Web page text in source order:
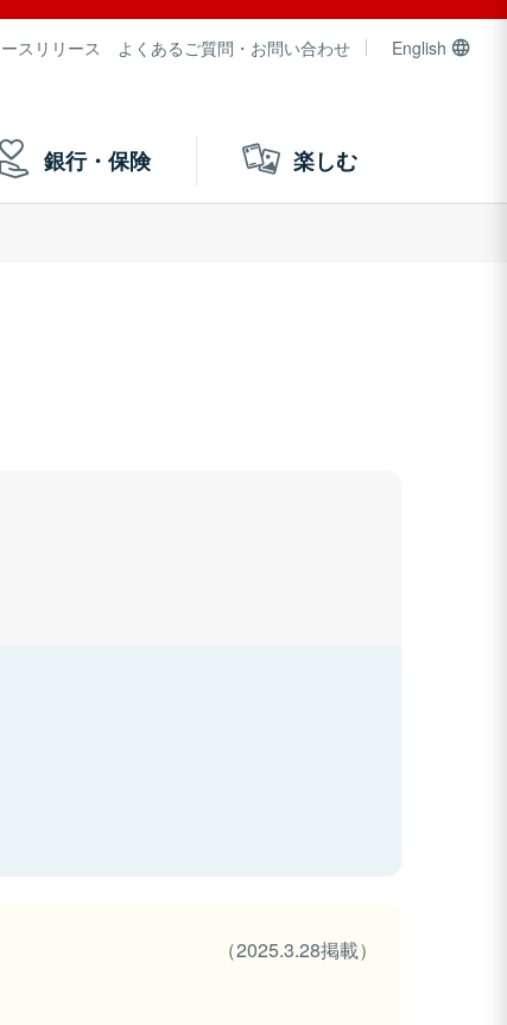
スリリース よくあるご質問・お問い合わせ English
銀行・保険 楽しむ
（2025.3.28掲載）